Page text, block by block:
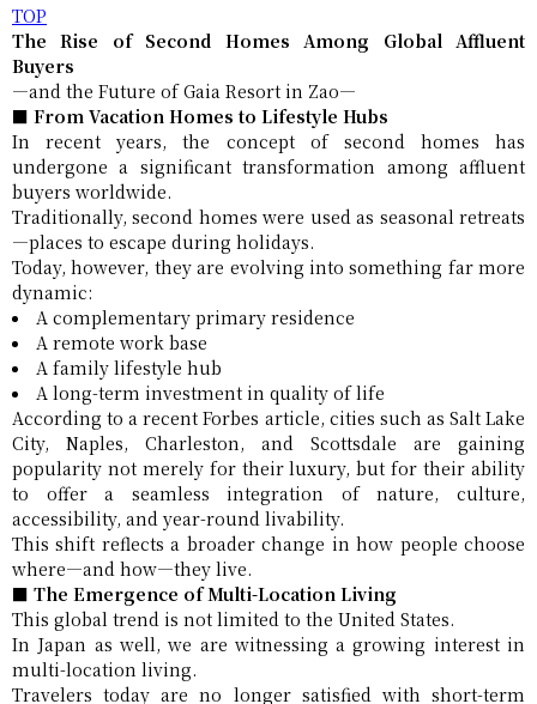
TOP
The Rise of Second Homes Among Global Affluent
Buyers
—and the Future of Gaia Resort in Zao—
■ From Vacation Homes to Lifestyle Hubs
In recent years, the concept of second homes has
undergone a significant transformation among affluent
buyers worldwide.
Traditionally, second homes were used as seasonal retreats
—places to escape during holidays.
Today, however, they are evolving into something far more
dynamic:
A complementary primary residence
A remote work base
A family lifestyle hub
A long-term investment in quality of life
According to a recent Forbes article, cities such as Salt Lake
City, Naples, Charleston, and Scottsdale are gaining
popularity not merely for their luxury, but for their ability
to offer a seamless integration of nature, culture,
accessibility, and year-round livability.
This shift reflects a broader change in how people choose
where—and how—they live.
■ The Emergence of Multi-Location Living
This global trend is not limited to the United States.
In Japan as well, we are witnessing a growing interest in
multi-location living.
Travelers today are no longer satisfied with short-term